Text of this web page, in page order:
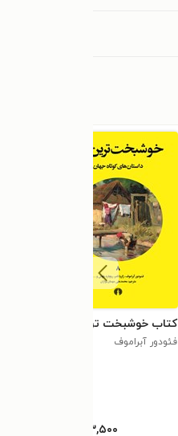
کتاب خوشبخت ترین زن
فئودور آبراموف
۱۰۳,۵۰۰